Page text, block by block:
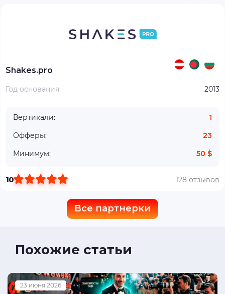
Shakes.pro
Год основания: 2013
Вертикали:
1
Офферы:
23
Минимум:
50 $
10 128 отзывов
Все партнерки
Похожие статьи
23 июня 2026